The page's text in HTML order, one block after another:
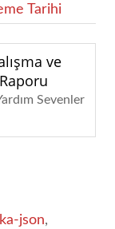
Tarihi
ve
Sevenler
json,